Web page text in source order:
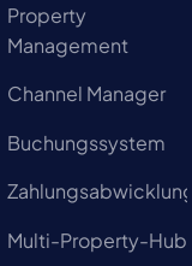
Property
Management
Channel Manager
Buchungssystem
Zahlungsabwicklung
Multi-Property-Hub